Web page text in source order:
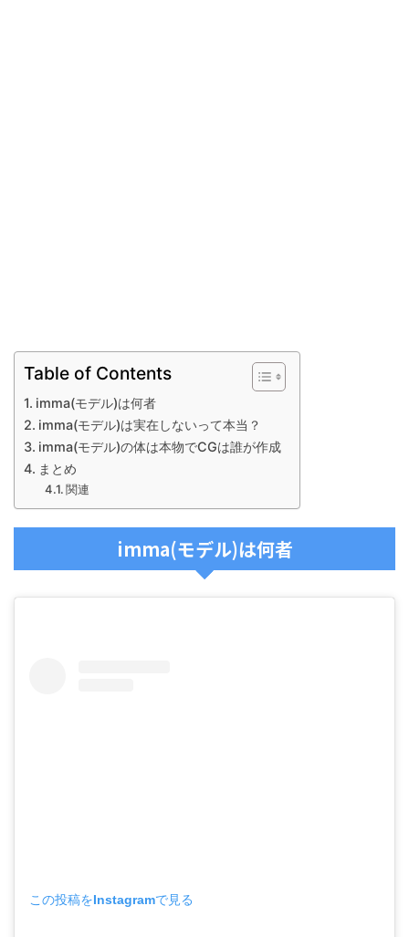
Table of Contents
imma(モデル)は何者
imma(モデル)は実在しないって本当？
imma(モデル)の体は本物でCGは誰が作成
まとめ
関連
imma(モデル)は何者
この投稿をInstagramで見る